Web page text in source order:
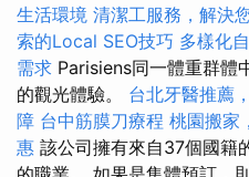
生活環境 清潔工服務，解決
索的Local SEO技巧 多樣化
需求 Parisiens同一體重群體
的觀光體驗。 台北牙醫推薦
障 台中筋膜刀療程 桃園搬家
惠 該公司擁有來自37個國籍